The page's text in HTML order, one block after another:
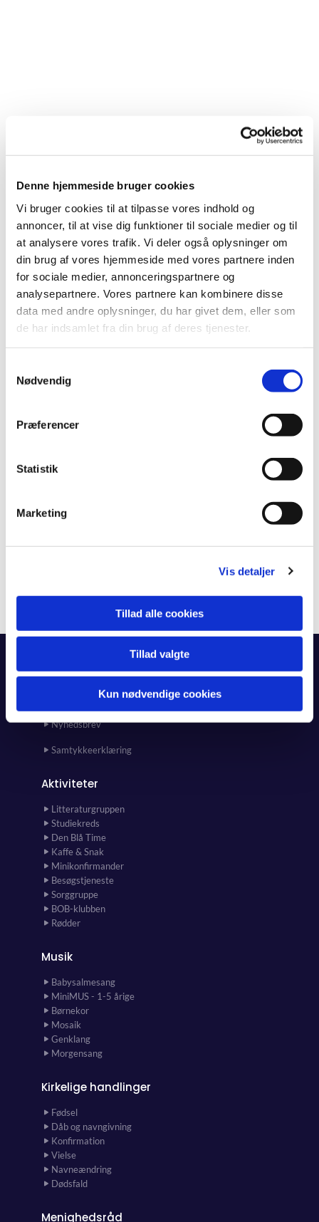
Denne hjemmeside bruger cookies
Vi bruger cookies til at tilpasse vores indhold og
annoncer, til at vise dig funktioner til sociale medier og til
at analysere vores trafik. Vi deler også oplysninger om
din brug af vores hjemmeside med vores partnere inden
for sociale medier, annonceringspartnere og
analysepartnere. Vores partnere kan kombinere disse
data med andre oplysninger, du har givet dem, eller som
de har indsamlet fra din brug af deres tjenester.
Nødvendig
Præferencer
Statistik
Marketing
Vis detaljer
Tillad alle cookies
Tillad valgte
Kun nødvendige cookies
Du vil måske også kunne
lide...
Forside
Kunst i kirken og kirkehuset
Nyhedsbrev
Samtykkeerklæring
Aktiviteter
Litteraturgruppen
Studiekreds
Den Blå Time
Kaffe & Snak
Minikonfirmander
Besøgstjeneste
Sorggruppe
BOB-klubben
Rødder
Musik
Babysalmesang
MiniMUS - 1-5 årige
Børnekor
Mosaik
Genklang
Morgensang
Kirkelige handlinger
Fødsel
Dåb og navngivning
Konfirmation
Vielse
Navneændring
Dødsfald
Menighedsråd